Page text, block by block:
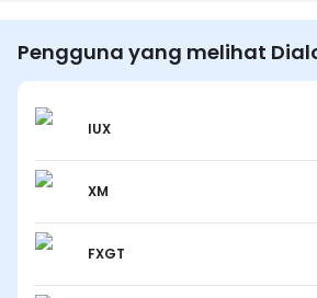
Pengguna yang melihat
melihat…
IUX
XM
FXGT